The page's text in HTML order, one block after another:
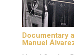
Documentary
Manuel